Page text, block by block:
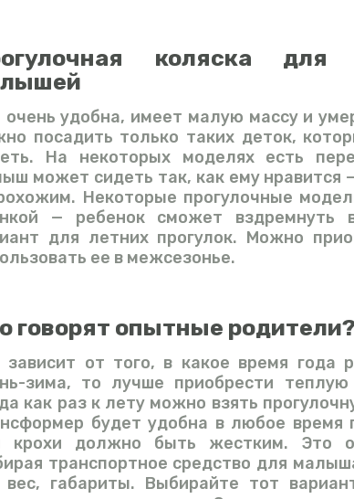
коляска для
очень удобна, имеет малую массу и
посадить только таких деток,
На некоторых моделях есть
может сидеть так, как ему нравится
Некоторые прогулочные
— ребенок сможет вздремнуть
для летних прогулок. Можно
ее в межсезонье.
говорят опытные родители?
зависит от того, в какое время года
зима, то лучше приобрести
как раз к лету можно взять
будет удобна в любое время
крохи должно быть жестким. Это
транспортное средство для
вес, габариты. Выбирайте тот